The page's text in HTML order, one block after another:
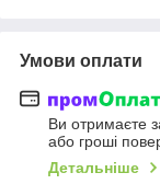
Умови оплати
Ви отримаєте
або гроші
Детальніше